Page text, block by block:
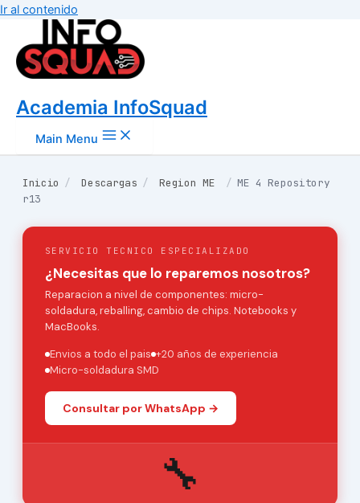
Ir al contenido
Academia InfoSquad
Main Menu
Inicio / Descargas / Region ME / ME 4 Repository
r13
SERVICIO TECNICO ESPECIALIZADO
¿Necesitas que lo reparemos nosotros?
Reparacion a nivel de componentes: micro-
soldadura, reballing, cambio de chips. Notebooks y
MacBooks.
Envios a todo el pais +20 años de experiencia
Micro-soldadura SMD
Consultar por WhatsApp →
🔧